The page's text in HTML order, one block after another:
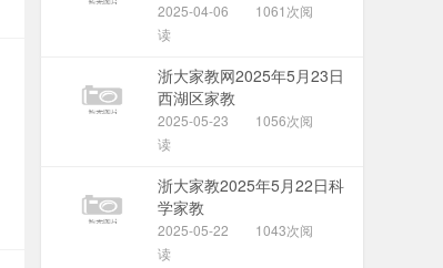
2025-04-06
1061次阅
读
浙大家教网2025年5月23日
西湖区家教
2025-05-23
1056次阅
读
浙大家教2025年5月22日科
学家教
2025-05-22
1043次阅
读